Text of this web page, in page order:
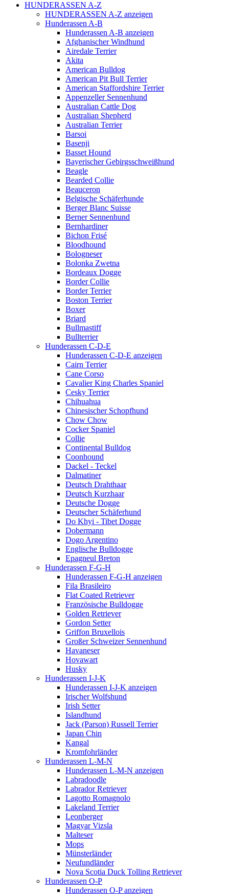
HUNDERASSEN A-Z
HUNDERASSEN A-Z anzeigen
Hunderassen A-B
Hunderassen A-B anzeigen
Afghanischer Windhund
Airedale Terrier
Akita
American Bulldog
American Pit Bull Terrier
American Staffordshire Terrier
Appenzeller Sennenhund
Australian Cattle Dog
Australian Shepherd
Australian Terrier
Barsoi
Basenji
Basset Hound
Bayerischer Gebirgsschweißhund
Beagle
Bearded Collie
Beauceron
Belgische Schäferhunde
Berger Blanc Suisse
Berner Sennenhund
Bernhardiner
Bichon Frisé
Bloodhound
Bologneser
Bolonka Zwetna
Bordeaux Dogge
Border Collie
Border Terrier
Boston Terrier
Boxer
Briard
Bullmastiff
Bullterrier
Hunderassen C-D-E
Hunderassen C-D-E anzeigen
Cairn Terrier
Cane Corso
Cavalier King Charles Spaniel
Cesky Terrier
Chihuahua
Chinesischer Schopfhund
Chow Chow
Cocker Spaniel
Collie
Continental Bulldog
Coonhound
Dackel - Teckel
Dalmatiner
Deutsch Drahthaar
Deutsch Kurzhaar
Deutsche Dogge
Deutscher Schäferhund
Do Khyi - Tibet Dogge
Dobermann
Dogo Argentino
Englische Bulldogge
Epagneul Breton
Hunderassen F-G-H
Hunderassen F-G-H anzeigen
Fila Brasileiro
Flat Coated Retriever
Französische Bulldogge
Golden Retriever
Gordon Setter
Griffon Bruxellois
Großer Schweizer Sennenhund
Havaneser
Hovawart
Husky
Hunderassen I-J-K
Hunderassen I-J-K anzeigen
Irischer Wolfshund
Irish Setter
Islandhund
Jack (Parson) Russell Terrier
Japan Chin
Kangal
Kromfohrländer
Hunderassen L-M-N
Hunderassen L-M-N anzeigen
Labradoodle
Labrador Retriever
Lagotto Romagnolo
Lakeland Terrier
Leonberger
Magyar Vizsla
Malteser
Mops
Münsterländer
Neufundländer
Nova Scotia Duck Tolling Retriever
Hunderassen O-P
Hunderassen O-P anzeigen